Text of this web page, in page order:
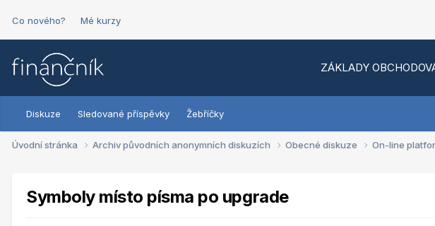
Co nového? Mé kurzy
ZÁKLADY
Diskuze Sledované příspěvky Žebříčky
Úvodní stránka Archiv původních anonymních diskuzích Obecné diskuze On-line
Symboly místo písma po upgrade